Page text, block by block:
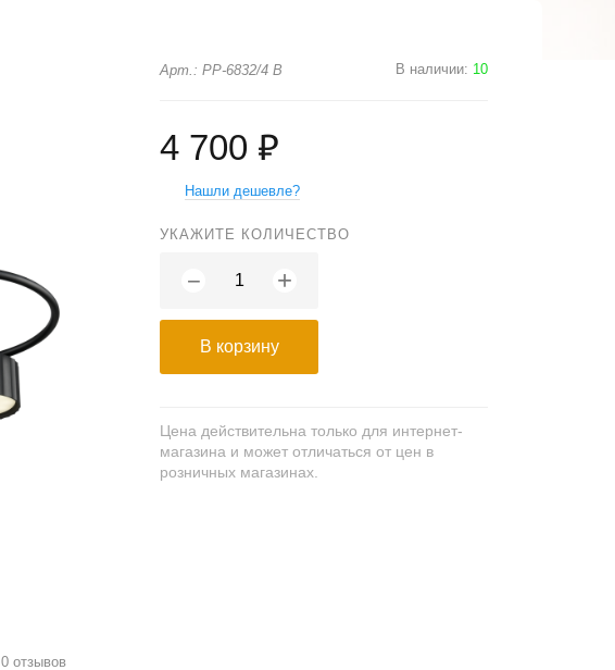
0 отзывов
Арт.: PP-6832/4 B В наличии: 10
4 700 ₽
Нашли дешевле?
УКАЖИТЕ КОЛИЧЕСТВО
− +
В корзину
Цена действительна только для интернет-
магазина и может отличаться от цен в
розничных магазинах.